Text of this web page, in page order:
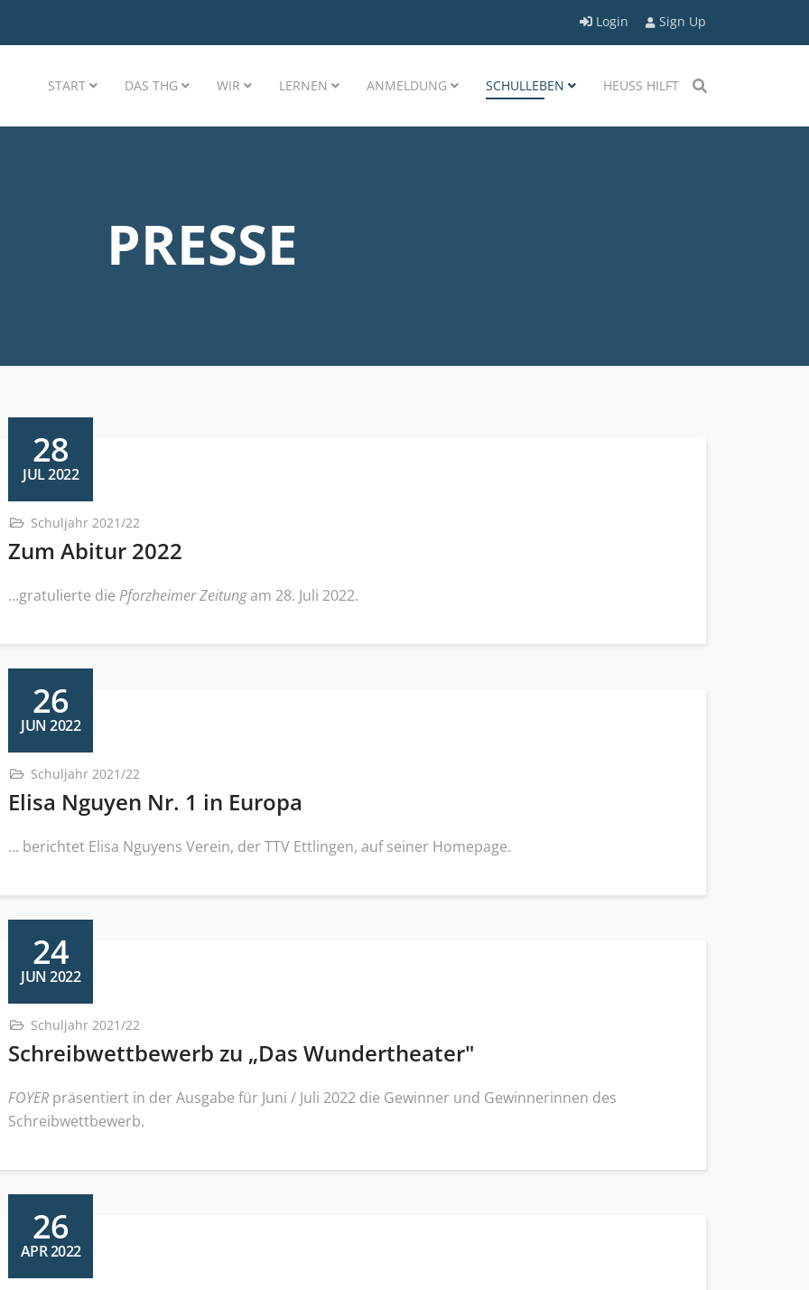
Login Sign Up
START DAS THG WIR LERNEN ANMELDUNG SCHULLEBEN HEUSS HILFT
PRESSE
28
JUL 2022
Schuljahr 2021/22
Zum Abitur 2022
...gratulierte die Pforzheimer Zeitungam 28. Juli 2022.
26
JUN 2022
Schuljahr 2021/22
Elisa Nguyen Nr. 1 in Europa
... berichtet Elisa Nguyens Verein, der TTV Ettlingen, auf seiner Homepage.
24
JUN 2022
Schuljahr 2021/22
Schreibwettbewerb zu „Das Wundertheater"
FOYER präsentiert in der Ausgabe für Juni / Juli 2022 die Gewinner und Gewinnerinnen des
Schreibwettbewerb.
26
APR 2022